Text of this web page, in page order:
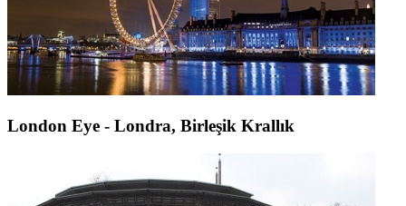
London Eye - Londra, Birleşik Krallık